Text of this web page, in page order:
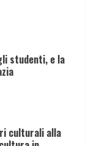
studenti, e la
culturali alla